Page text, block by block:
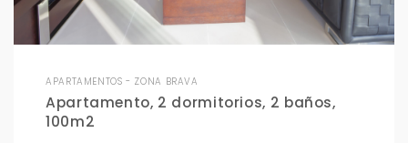
APARTAMENTOS - ZONA BRAVA
Apartamento, 2 dormitorios, 2 baños,
100m2